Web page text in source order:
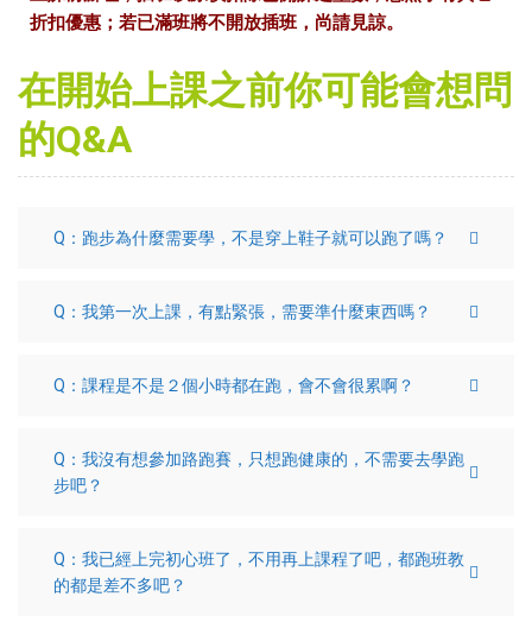
折扣優惠；若已滿班將不開放插班，尚請見諒。
在開始上課之前你可能會想問
的Q&A
Q：跑步為什麼需要學，不是穿上鞋子就可以跑了嗎？
Q：我第一次上課，有點緊張，需要準什麼東西嗎？
Q：課程是不是２個小時都在跑，會不會很累啊？
Q：我沒有想參加路跑賽，只想跑健康的，不需要去學跑
步吧？
Q：我已經上完初心班了，不用再上課程了吧，都跑班教
的都是差不多吧？